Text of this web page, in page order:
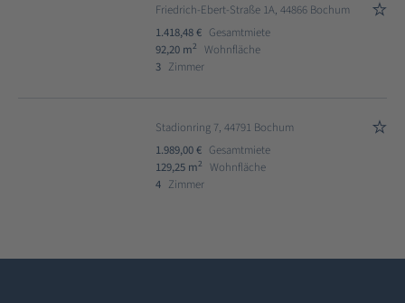
Friedrich-Ebert-Straße 1A, 44866 Bochum
1.418,48 € Gesamtmiete
92,20 m2
Wohnfläche
3 Zimmer
Stadionring 7, 44791 Bochum
1.989,00 € Gesamtmiete
129,25 m2
Wohnfläche
4 Zimmer